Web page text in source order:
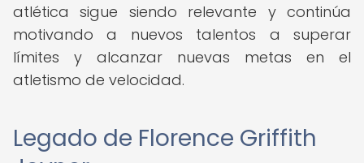
atlética sigue siendo relevante y continúa
motivando a nuevos talentos a superar
límites y alcanzar nuevas metas en el
atletismo de velocidad.
Legado de Florence Griffith